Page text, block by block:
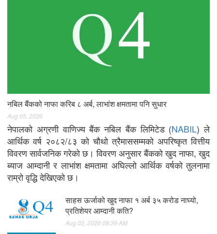
नबिल बैंकको नाफा करिब ८ अर्ब, लाभांश क्षमतामा पनि सुधार
Aug 05, 2026
नेपालको अग्रणी वाणिज्य बैंक नबिल बैंक लिमिटेड (NABIL) ले
आर्थिक वर्ष २०८२/८३ को चौथो त्रैमाससम्मको अपरिष्कृत वित्तीय
विवरण सार्वजनिक गरेको छ। विवरण अनुसार बैंकको खुद नाफा, खुद
ब्याज आम्दानी र लाभांश क्षमतामा अघिल्लो आर्थिक वर्षको तुलनामा
राम्रो वृद्धि देखिएको छ।
साहस ऊर्जाको खुद नाफा १ अर्ब ३५ करोड नाघ्यो,
प्रतिशेयर आम्दानी कति?
Aug 02, 2026 09:39 AM